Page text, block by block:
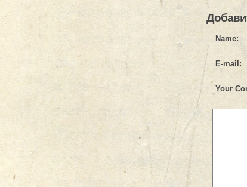
Name:
E-mail:
Your